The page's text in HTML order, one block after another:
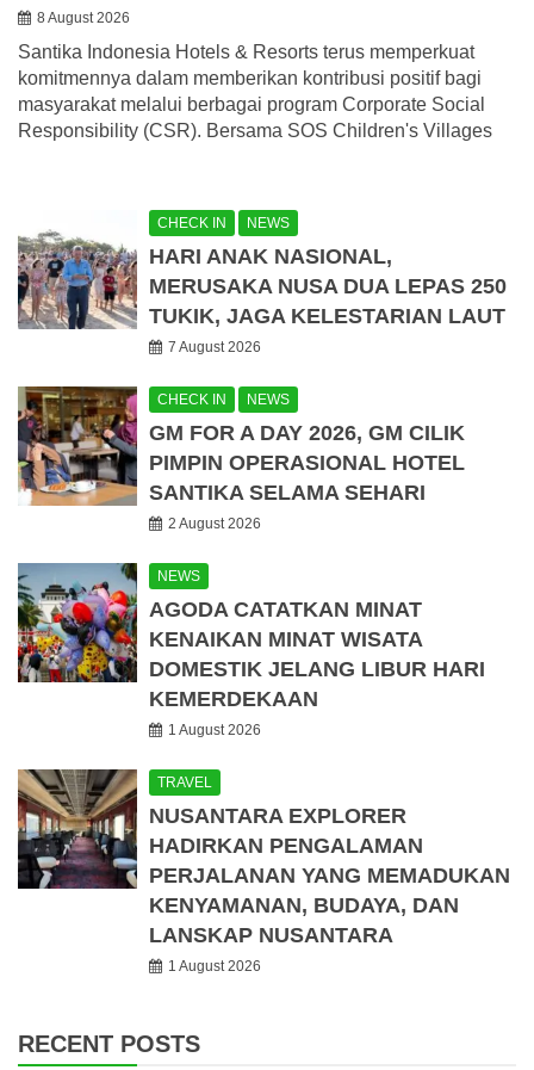
8 August 2026
Santika Indonesia Hotels & Resorts terus memperkuat
komitmennya dalam memberikan kontribusi positif bagi
masyarakat melalui berbagai program Corporate Social
Responsibility (CSR). Bersama SOS Children's Villages
CHECK IN NEWS
HARI ANAK NASIONAL,
MERUSAKA NUSA DUA LEPAS 250
TUKIK, JAGA KELESTARIAN LAUT
7 August 2026
CHECK IN NEWS
GM FOR A DAY 2026, GM CILIK
PIMPIN OPERASIONAL HOTEL
SANTIKA SELAMA SEHARI
2 August 2026
NEWS
AGODA CATATKAN MINAT
KENAIKAN MINAT WISATA
DOMESTIK JELANG LIBUR HARI
KEMERDEKAAN
1 August 2026
TRAVEL
NUSANTARA EXPLORER
HADIRKAN PENGALAMAN
PERJALANAN YANG MEMADUKAN
KENYAMANAN, BUDAYA, DAN
LANSKAP NUSANTARA
1 August 2026
RECENT POSTS